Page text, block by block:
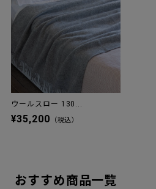
ウールスロー 130...
¥35,200 （税込）
おすすめ商品一覧